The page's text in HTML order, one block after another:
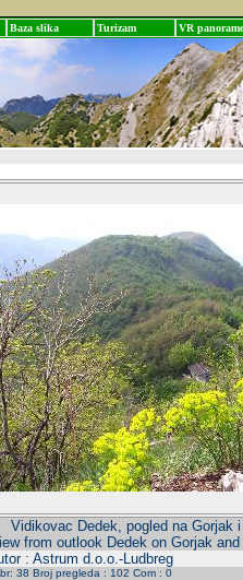
Baza slika Turizam VR panorame
Vidikovac Dedek, pogled na Gorjak
from outlook Dedek on Gorjak
: Astrum d.o.o.-Ludbreg
38 Broj pregleda : 102 Com : 0